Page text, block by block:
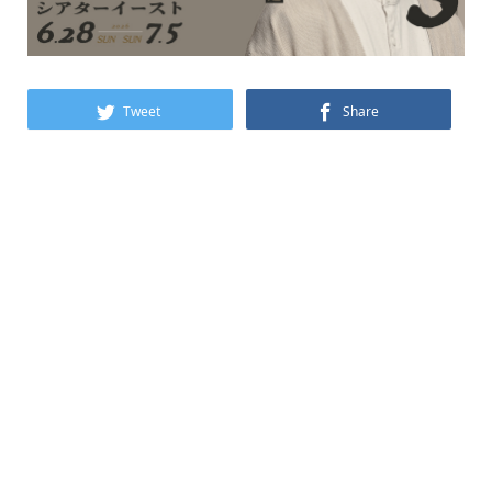
Tweet Share